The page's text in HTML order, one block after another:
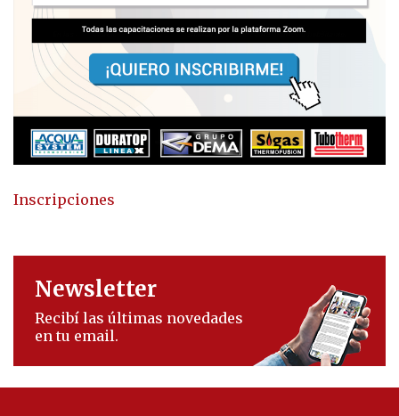
Inscripciones
Newsletter
Recibí las últimas novedades
en tu email.